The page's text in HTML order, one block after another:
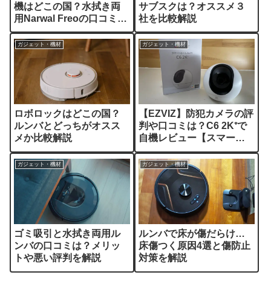
機はどこの国？水拭き両
用Narwal Freoの口コミや
レンタルをレビュー解説
【PR】
サブスクは？オススメ３
社を比較解説
ガジェット・機材
ロボロックはどこの国？
ルンバとどっちがオスス
メか比較解説
ガジェット・機材
【EZVIZ】防犯カメラの評
判や口コミは？C6 2K⁺で
自機レビュー【スマート
ホームカメラ】
ガジェット・機材
ゴミ吸引と水拭き両用ル
ンバの口コミは？メリッ
トや悪い評判を解説
ガジェット・機材
ルンバで床が傷だらけ…
床傷つく原因4選と傷防止
対策を解説